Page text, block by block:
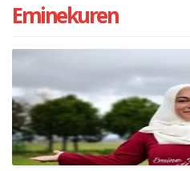
Eminekuren